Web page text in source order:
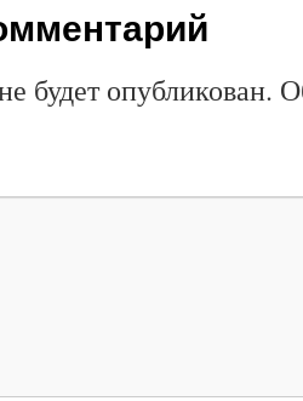
будет опубликован.